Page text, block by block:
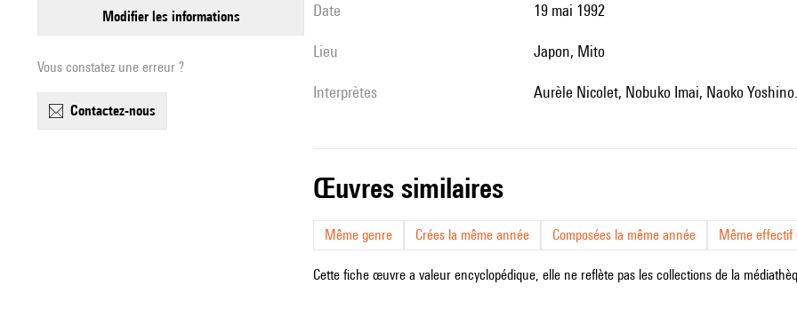
modifier les informations
Vous constatez une erreur ?
contactez-nous
date 19 mai 1992
lieu Japon, Mito
interprètes Aurèle Nicolet, Nobuko Imai, Naoko Yoshino.
œuvres similaires
Même genre Crées la même année Composées la même année Même effectif
Cette fiche œuvre a valeur encyclopédique, elle ne reflète pas les collections de la